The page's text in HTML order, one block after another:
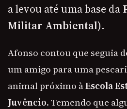
a levou até uma base da
Militar Ambiental).
Afonso contou que seguia
um amigo para uma
animal próximo àEscola
Juvêncio. Temendo que